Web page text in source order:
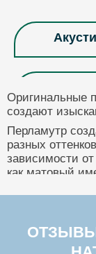
Оригинальные
создают
Перламутр
разных
зависимости
как матовый
дает